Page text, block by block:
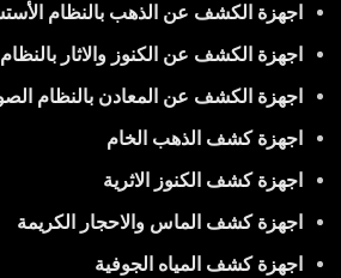
اجهزة الكشف عن الذهب بالنظام
اجهزة الكشف عن الكنوز والاثار
اجهزة الكشف عن المعادن بالنظام
اجهزة كشف الذهب الخام
اجهزة كشف الكنوز الاثرية
اجهزة كشف الماس والاحجار الكريمة
اجهزة كشف المياه الجوفية